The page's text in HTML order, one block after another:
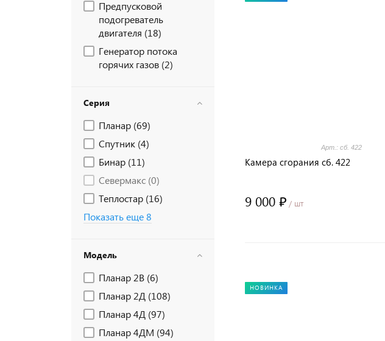
Предпусковой
подогреватель
двигателя (18)
Генератор потока
горячих газов (2)
Серия
Планар (69)
Спутник (4)
Бинар (11)
Севермакс (0)
Теплостар (16)
Показать еще 8
Модель
Планар 2В (6)
Планар 2Д (108)
Планар 4Д (97)
Планар 4ДМ (94)
Арт.: сб. 422
Камера сгорания сб. 422
9 000 ₽ / шт
НОВИНКА